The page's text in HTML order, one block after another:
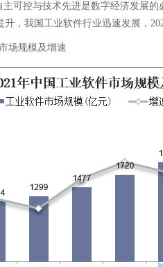
主可控与技术先进是数字经济发展
，我国工业软件行业迅速发展，
场规模及增速